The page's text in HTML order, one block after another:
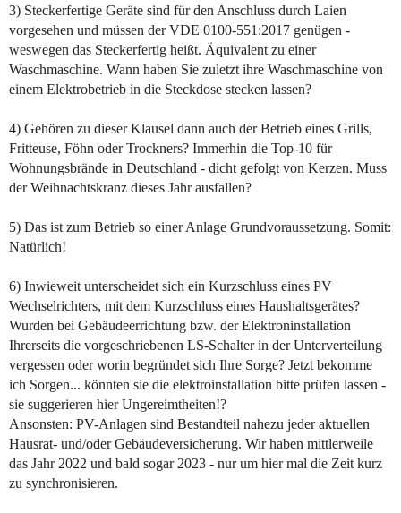
3) Steckerfertige Geräte sind für den Anschluss durch Laien
vorgesehen und müssen der VDE 0100-551:2017 genügen -
weswegen das Steckerfertig heißt. Äquivalent zu einer
Waschmaschine. Wann haben Sie zuletzt ihre Waschmaschine von
einem Elektrobetrieb in die Steckdose stecken lassen?
4) Gehören zu dieser Klausel dann auch der Betrieb eines Grills,
Fritteuse, Föhn oder Trockners? Immerhin die Top-10 für
Wohnungsbrände in Deutschland - dicht gefolgt von Kerzen. Muss
der Weihnachtskranz dieses Jahr ausfallen?
5) Das ist zum Betrieb so einer Anlage Grundvoraussetzung. Somit:
Natürlich!
6) Inwieweit unterscheidet sich ein Kurzschluss eines PV
Wechselrichters, mit dem Kurzschluss eines Haushaltsgerätes?
Wurden bei Gebäudeerrichtung bzw. der Elektroninstallation
Ihrerseits die vorgeschriebenen LS-Schalter in der Unterverteilung
vergessen oder worin begründet sich Ihre Sorge? Jetzt bekomme
ich Sorgen... könnten sie die elektroinstallation bitte prüfen lassen -
sie suggerieren hier Ungereimtheiten!?
Ansonsten: PV-Anlagen sind Bestandteil nahezu jeder aktuellen
Hausrat- und/oder Gebäudeversicherung. Wir haben mittlerweile
das Jahr 2022 und bald sogar 2023 - nur um hier mal die Zeit kurz
zu synchronisieren.